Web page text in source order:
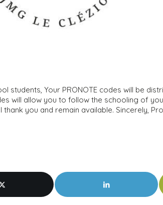
students, Your PRONOTE codes will be
will allow you to follow the schooling of
you and remain available. Sincerely,